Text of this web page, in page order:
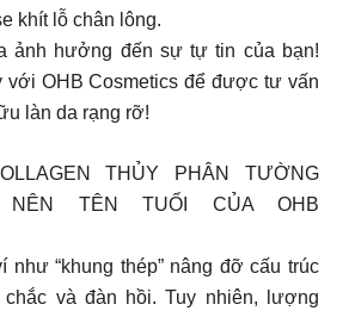
khít lỗ chân lông.
ảnh hưởng đến sự tự tin của bạn!
với OHB Cosmetics để được tư vấn
làn da rạng rỡ!
THỦY PHÂN TƯỜNG
NÊN TÊN TUỔI CỦA OHB
như “khung thép” nâng đỡ cấu trúc
và đàn hồi. Tuy nhiên, lượng